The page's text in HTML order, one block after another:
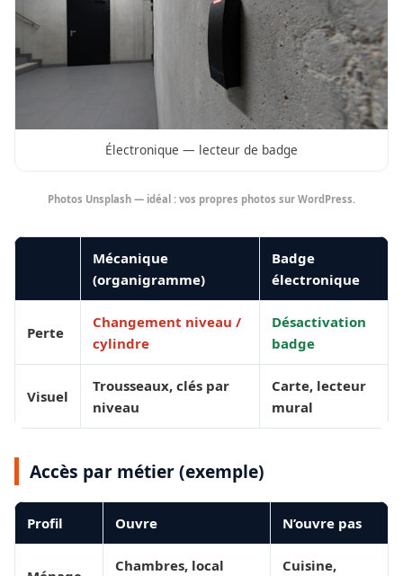
Électronique — lecteur de badge
Photos Unsplash — idéal : vos propres photos sur WordPress.
Mécanique
(organigramme)
Badge
électronique
Perte
Changement niveau /
cylindre
Désactivation
badge
Visuel
Trousseaux, clés par
niveau
Carte, lecteur
mural
Accès par métier (exemple)
Profil Ouvre N’ouvre pas
Chambres, local Cuisine,